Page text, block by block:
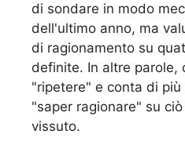
di sondare in modo
dell'ultimo anno, ma
di ragionamento su
definite. In altre parole,
"ripetere" e conta di
"saper ragionare" su
vissuto.